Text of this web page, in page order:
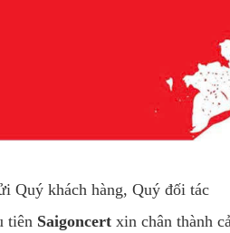
Quý khách hàng, Quý đối tác
tiên Saigoncert xin chân thành